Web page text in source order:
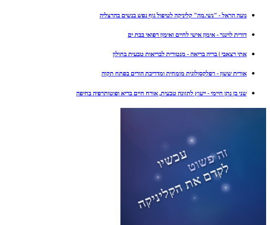
נועה הראל - "נשי.מה" קליניקה לטיפול גוף נפש בנשים בהרצליה
דורית לוינגר - אימון אישי לחיים ואימון רפואי בבת ים
אתי רצאבי | בריה בריאה - מנטורית לבריאות טבעית בחולון
אורית ששון - רפלקסולוגית מומחית ומדריכת הורים בפתח תקוה
שני בן נתן חיימי - ייעוץ לתזונה טבעית, אורח חיים בריא ופוטותרפיה בחיפה